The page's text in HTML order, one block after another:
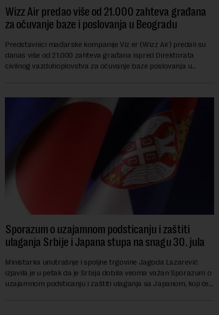
Wizz Air predao više od 21.000 zahteva građana
za očuvanje baze i poslovanja u Beogradu
Predstavnici mađarske kompanije Viz er (Wizz Air) predali su
danas više od 21.000 zahteva građana ispred Direktorata
civilnog vazduhoplovstva za očuvanje baze poslovanja u
Sporazum o uzajamnom podsticanju i zaštiti
ulaganja Srbije i Japana stupa na snagu 30. jula
Ministarka unutrašnje i spoljne trgovine Jagoda Lazarević
izjavila je u petak da je Srbija dobila veoma važan Sporazum o
uzajamnom podsticanju i zaštiti ulaganja sa Japanom, koji će